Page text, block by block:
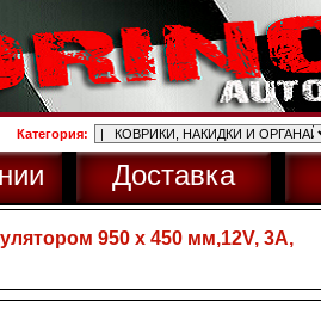
Категория:
Доставка
950 х 450 мм,12V, 3А,